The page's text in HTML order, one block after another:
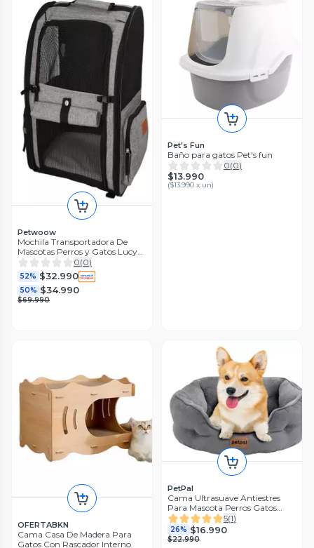
Petwoow
Mochila Transportadora De
Mascotas Perros y Gatos Lucy
32x29x42
0(0)
52% $32.990
50% $34.990
$69.990
Pet's Fun
Baño para gatos Pet's fun
0(0)
$13.990
($13.990 x un)
OFERTABKN
Cama Casa De Madera Para
Gatos Con Rascador Interno
PetPal
Cama Ultrasuave Antiestres
Para Mascota Perros Gatos
PetPal
5(1)
26% $16.990
$22.990